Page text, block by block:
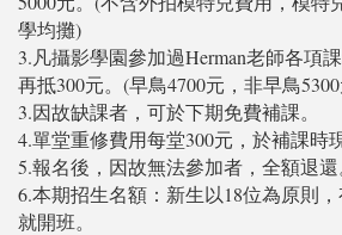
學均攤)
3.凡攝影學園參加過Herman老師各項
再抵300元。(早鳥4700元，非早鳥
3.因故缺課者，可於下期免費補課。
4.單堂重修費用每堂300元，於補課時
5.報名後，因故無法參加者，全額退還
6.本期招生名額：新生以18位為原則
就開班。